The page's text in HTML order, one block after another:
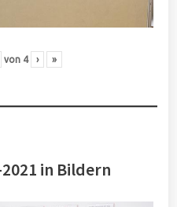
von 4 › »
in Bildern